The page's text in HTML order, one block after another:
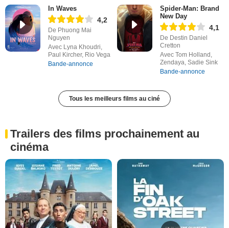
In Waves
4,2
De Phuong Mai
Nguyen
Avec Lyna Khoudri,
Paul Kircher, Rio Vega
Bande-annonce
Spider-Man: Brand
New Day
4,1
De Destin Daniel
Cretton
Avec Tom Holland,
Zendaya, Sadie Sink
Bande-annonce
Tous les meilleurs films au ciné
Trailers des films prochainement au
cinéma